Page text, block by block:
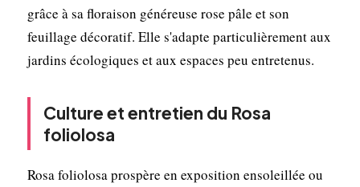
grâce à sa floraison généreuse rose pâle et son
feuillage décoratif. Elle s'adapte particulièrement aux
jardins écologiques et aux espaces peu entretenus.
Culture et entretien du Rosa
foliolosa
Rosa foliolosa prospère en exposition ensoleillée ou